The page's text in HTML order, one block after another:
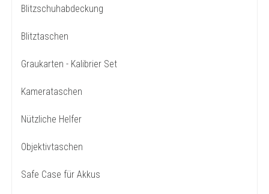
Blitzschuhabdeckung
Blitztaschen
Graukarten - Kalibrier Set
Kamerataschen
Nützliche Helfer
Objektivtaschen
Safe Case für Akkus